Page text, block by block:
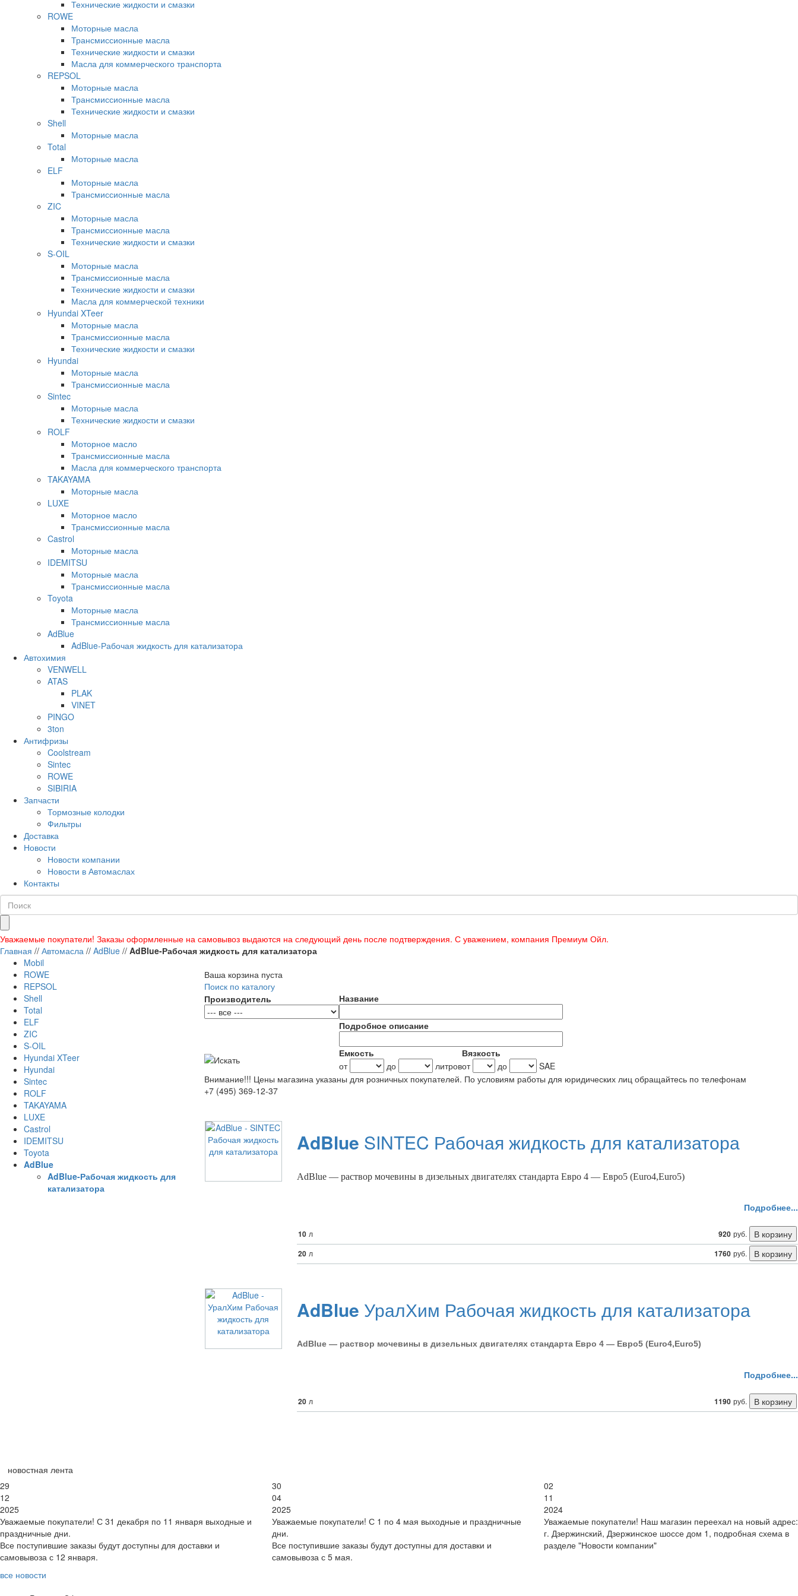
Технические жидкости и смазки
ROWE
Моторные масла
Трансмиссионные масла
Технические жидкости и смазки
Масла для коммерческого транспорта
REPSOL
Моторные масла
Трансмиссионные масла
Технические жидкости и смазки
Shell
Моторные масла
Total
Моторные масла
ELF
Моторные масла
Трансмиссионные масла
ZIC
Моторные масла
Трансмиссионные масла
Технические жидкости и смазки
S-OIL
Моторные масла
Трансмиссионные масла
Технические жидкости и смазки
Масла для коммерческой техники
Hyundai XTeer
Моторные масла
Трансмиссионные масла
Технические жидкости и смазки
Hyundai
Моторные масла
Трансмиссионные масла
Sintec
Моторные масла
Технические жидкости и смазки
ROLF
Моторное масло
Трансмиссионные масла
Масла для коммерческого транспорта
TAKAYAMA
Моторные масла
LUXE
Моторное масло
Трансмиссионные масла
Castrol
Моторные масла
IDEMITSU
Моторные масла
Трансмиссионные масла
Toyota
Моторные масла
Трансмиссионные масла
AdBlue
AdBlue-Рабочая жидкость для катализатора
Автохимия
VENWELL
ATAS
PLAK
VINET
PINGO
3ton
Антифризы
Coolstream
Sintec
ROWE
SIBIRIA
Запчасти
Тормозные колодки
Фильтры
Доставка
Новости
Новости компании
Новости в Автомаслах
Контакты
Уважаемые покупатели! Заказы оформленные на самовывоз выдаются на следующий день после подтверждения. С уважением, компания Премиум Ойл.
Главная // Автомасла // AdBlue // AdBlue-Рабочая жидкость для катализатора
Mobil
ROWE
REPSOL
Shell
Total
ELF
ZIC
S-OIL
Hyundai XTeer
Hyundai
Sintec
ROLF
TAKAYAMA
LUXE
Castrol
IDEMITSU
Toyota
AdBlue
AdBlue-Рабочая жидкость для
катализатора
Ваша корзина пуста
Поиск по каталогу
Производитель
Название
Подробное описание
Емкость
от
до литров
Вязкость
от
до
SAE
Внимание!!! Цены магазина указаны для розничных покупателей. По условиям работы для юридических лиц обращайтесь по телефонам
+7 (495) 369-12-37
AdBlue SINTEC Рабочая жидкость для катализатора
AdBlue — рacтвoр мoчeвины в дизeльныx двигaтeляx cтaндaртa Еврo 4 — Еврo5 (Euro4,Euro5)
Подробнее...
10 л 920 руб.
20 л 1760 руб.
AdBlue УралХим Рабочая жидкость для катализатора
AdBlue — рacтвoр мoчeвины в дизeльныx двигaтeляx cтaндaртa Еврo 4 — Еврo5 (Euro4,Euro5)
Подробнее...
20 л 1190 руб.
новостная лента
29
12
2025
Уважаемые покупатели! С 31 декабря по 11 января выходные и
праздничные дни.
Все поступившие заказы будут доступны для доставки и
самовывоза с 12 января.
30
04
2025
Уважаемые покупатели! С 1 по 4 мая выходные и праздничные
дни.
Все поступившие заказы будут доступны для доставки и
самовывоза с 5 мая.
02
11
2024
Уважаемые покупатели! Наш магазин переехал на новый адрес:
г. Дзержинский, Дзержинское шоссе дом 1, подробная схема в
разделе "Новости компании"
все новости